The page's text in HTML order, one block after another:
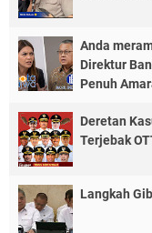
Anda
Direktur
Penuh
Deretan
Terjebak
Langkah